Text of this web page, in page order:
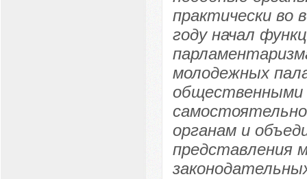
практически во
году начал
молодежных
общественными
органам и
представления